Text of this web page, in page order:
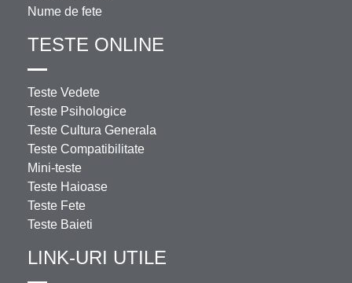
Nume de fete
TESTE ONLINE
Teste Vedete
Teste Psihologice
Teste Cultura Generala
Teste Compatibilitate
Mini-teste
Teste Haioase
Teste Fete
Teste Baieti
LINK-URI UTILE